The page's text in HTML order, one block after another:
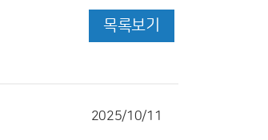
목록보기
2025/10/11